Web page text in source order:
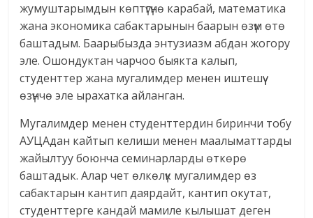
жумуштарымдын көптүгүнө карабай, математика
жана экономика сабактарынын баарын өзүм өтө
баштадым. Баарыбызда энтузиазм абдан жогору
эле. Ошондуктан чарчоо быякта калып,
студенттер жана мугалимдер менен иштешүү
өзүнчө эле ырахатка айланган.
Мугалимдер менен студенттердин биринчи тобу
АУЦАдан кайтып келиши менен маалыматтарды
жайылтуу боюнча семинарларды өткөрө
баштадык. Алар чет өлкөлүк мугалимдер өз
сабактарын кантип даярдайт, кантип окутат,
студенттерге кандай мамиле кылышат деген